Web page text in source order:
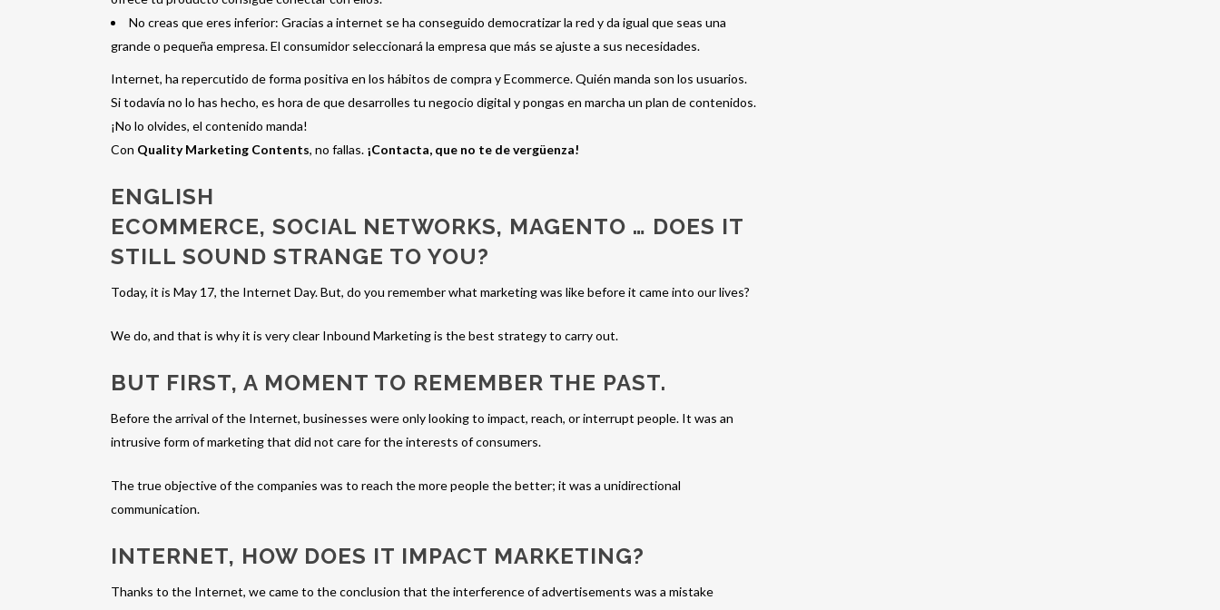
No creas que eres inferior: Gracias a internet se ha conseguido democratizar la red y da igual que seas una
grande o pequeña empresa. El consumidor seleccionará la empresa que más se ajuste a sus necesidades.
Internet, ha repercutido de forma positiva en los hábitos de compra y Ecommerce. Quién manda son los usuarios.
Si todavía no lo has hecho, es hora de que desarrolles tu negocio digital y pongas en marcha un plan de contenidos.
¡No lo olvides, el contenido manda!
Con Quality Marketing Contents, no fallas. ¡Contacta, que no te de vergüenza!
ENGLISH
ECOMMERCE, SOCIAL NETWORKS, MAGENTO … DOES IT
STILL SOUND STRANGE TO YOU?
Today, it is May 17, the Internet Day. But, do you remember what marketing was like before it came into our lives?
We do, and that is why it is very clear Inbound Marketing is the best strategy to carry out.
BUT FIRST, A MOMENT TO REMEMBER THE PAST.
Before the arrival of the Internet, businesses were only looking to impact, reach, or interrupt people. It was an
intrusive form of marketing that did not care for the interests of consumers.
The true objective of the companies was to reach the more people the better; it was a unidirectional
communication.
INTERNET, HOW DOES IT IMPACT MARKETING?
Thanks to the Internet, we came to the conclusion that the interference of advertisements was a mistake